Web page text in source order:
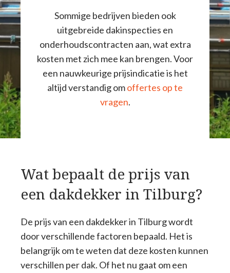
Sommige bedrijven bieden ook
uitgebreide dakinspecties en
onderhoudscontracten aan, wat extra
kosten met zich mee kan brengen. Voor
een nauwkeurige prijsindicatie is het
altijd verstandig omoffertes op te
vragen.
Wat bepaalt de prijs van
een dakdekker in Tilburg?
De prijs van een dakdekker in Tilburg wordt
door verschillende factoren bepaald. Het is
belangrijk om te weten dat deze kosten kunnen
verschillen per dak. Of het nu gaat om een